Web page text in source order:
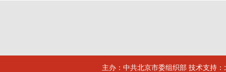
主办：中共北京市委组织部 技术支持